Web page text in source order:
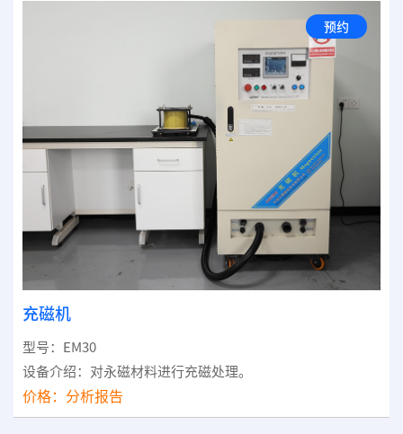
充磁机
预约
型号：EM30
设备介绍：对永磁材料进行充磁处理。
价格： 分析报告